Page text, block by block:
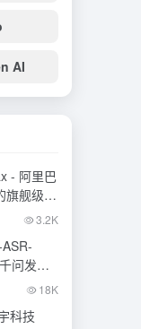
AI
- 阿里巴
旗舰级大
3.2K
问发布
18K
科技